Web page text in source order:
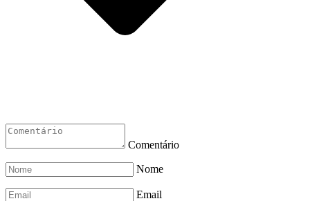
Comentário
Nome
Email